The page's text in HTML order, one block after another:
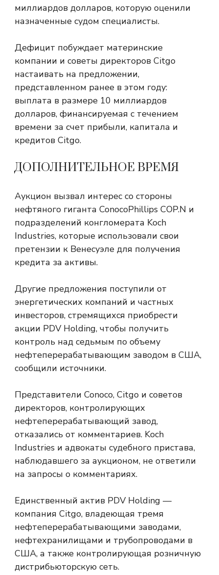
миллиардов долларов, которую оценили
назначенные судом специалисты.
Дефицит побуждает материнские
компании и советы директоров Citgo
настаивать на предложении,
представленном ранее в этом году:
выплата в размере 10 миллиардов
долларов, финансируемая с течением
времени за счет прибыли, капитала и
кредитов Citgo.
ДОПОЛНИТЕЛЬНОЕ ВРЕМЯ
Аукцион вызвал интерес со стороны
нефтяного гиганта ConocoPhillips COP.N и
подразделений конгломерата Koch
Industries, которые использовали свои
претензии к Венесуэле для получения
кредита за активы.
Другие предложения поступили от
энергетических компаний и частных
инвесторов, стремящихся приобрести
акции PDV Holding, чтобы получить
контроль над седьмым по объему
нефтеперерабатывающим заводом в США,
сообщили источники.
Представители Conoco, Citgo и советов
директоров, контролирующих
нефтеперерабатывающий завод,
отказались от комментариев. Koch
Industries и адвокаты судебного пристава,
наблюдавшего за аукционом, не ответили
на запросы о комментариях.
Единственный актив PDV Holding —
компания Citgo, владеющая тремя
нефтеперерабатывающими заводами,
нефтехранилищами и трубопроводами в
США, а также контролирующая розничную
дистрибьюторскую сеть.